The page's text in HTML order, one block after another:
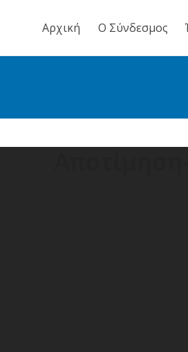
Αρχική Ο Σύνδεσμος